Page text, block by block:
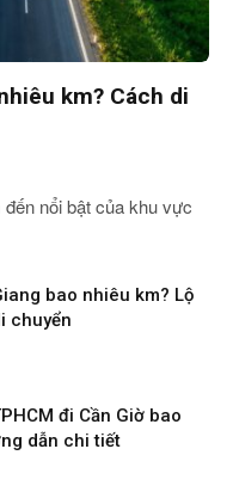
km? Cách di
nổi bật của khu vực
bao nhiêu km? Lộ
chuyển
đi Cần Giờ bao
dẫn chi tiết